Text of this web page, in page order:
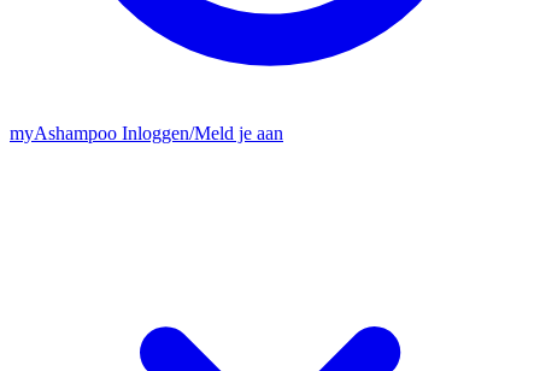
myAshampoo Inloggen/Meld je aan